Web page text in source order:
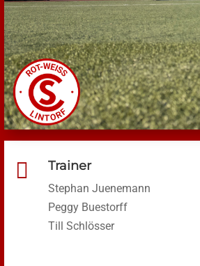
 Trainer
Stephan Juenemann
Peggy Buestorff
Till Schlösser